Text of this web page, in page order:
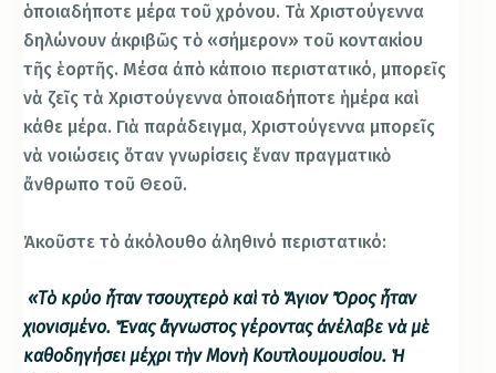
ὁποιαδήποτε μέρα τοῦ χρόνου. Τὰ Χριστούγεννα
δηλώνουν ἀκριβῶς τὸ «σήμερον» τοῦ κοντακίου
τῆς ἑορτῆς. Μέσα ἀπὸ κάποιο περιστατικό, μπορεῖς
νὰ ζεῖς τὰ Χριστούγεννα ὁποιαδήποτε ἡμέρα καὶ
κάθε μέρα. Γιὰ παράδειγμα, Χριστούγεννα μπορεῖς
νὰ νοιώσεις ὅταν γνωρίσεις ἕναν πραγματικὸ
ἄνθρωπο τοῦ Θεοῦ.
Ἀκοῦστε τὸ ἀκόλουθο ἀληθινό περιστατικό:
«Τὸ κρύο ἦταν τσουχτερὸ καὶ τὸ Ἅγιον Ὄρος ἦταν
χιονισμένο. Ἕνας ἄγνωστος γέροντας ἀνέλαβε νὰ μὲ
καθοδηγήσει μέχρι τὴν Μονὴ Κουτλουμουσίου. Ἡ